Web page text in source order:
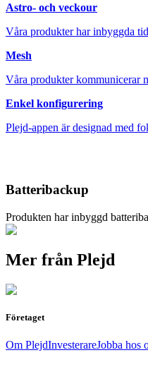
Astro- och veckour
Våra produkter har inbyggda
Mesh
Våra produkter kommunicerar
Enkel konfigurering
Plejd-appen är designad med
Batteribackup
Produkten har inbyggd
Mer från Plejd
Företaget
Om PlejdInvesterareJobba hos